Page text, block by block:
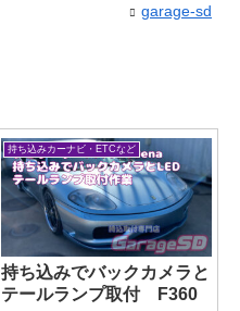
garage-sd
持ち込みカーナビ・ETCなど
持ち込みでバックカメラと
テールランプ取付 F360